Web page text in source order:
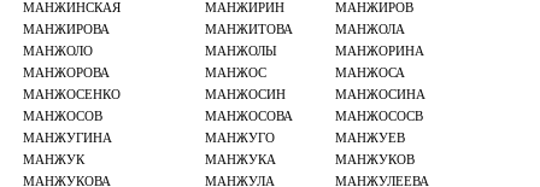
МАНЖИНСКАЯ
МАНЖИРИН
МАНЖИРОВ
МАНЖИРОВА
МАНЖИТОВА
МАНЖОЛА
МАНЖОЛО
МАНЖОЛЫ
МАНЖОРИНА
МАНЖОРОВА
МАНЖОС
МАНЖОСА
МАНЖОСЕНКО
МАНЖОСИН
МАНЖОСИНА
МАНЖОСОВ
МАНЖОСОВА
МАНЖОСОСВ
МАНЖУГИНА
МАНЖУГО
МАНЖУЕВ
МАНЖУК
МАНЖУКА
МАНЖУКОВ
МАНЖУКОВА
МАНЖУЛА МАНЖУЛЕЕВА